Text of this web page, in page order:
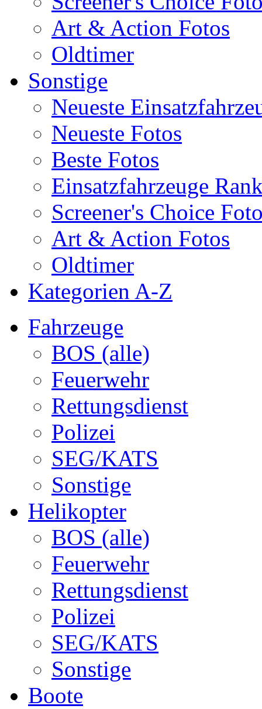
Art & Action Fotos
Oldtimer
Sonstige
Neueste
Neueste Fotos
Beste Fotos
Einsatzfahrzeuge
Screener's Choice
Art & Action Fotos
Oldtimer
Kategorien A-Z
Fahrzeuge
BOS (alle)
Feuerwehr
Rettungsdienst
Polizei
SEG/KATS
Sonstige
Helikopter
BOS (alle)
Feuerwehr
Rettungsdienst
Polizei
SEG/KATS
Sonstige
Boote